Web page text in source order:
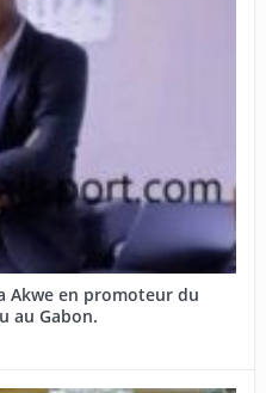
Akwe en promoteur du
au Gabon.